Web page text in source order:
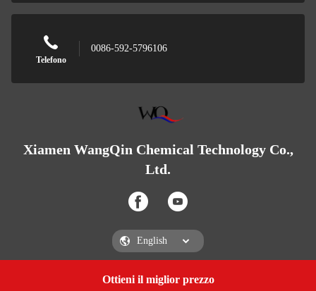
Ottieni il miglior prezzo
Telefono
0086-592-5796106
Xiamen WangQin Chemical Technology Co.,
Ltd.
Xiamen WangQin Chemical Technology Co., Ltd.
Ottenere una citazione